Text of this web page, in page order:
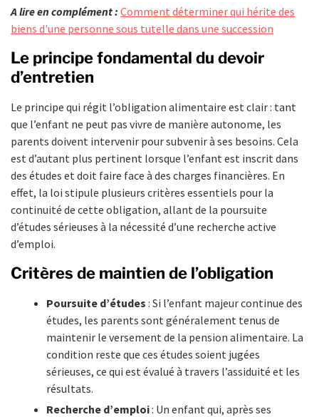
A lire en complément : Comment déterminer qui hérite des
biens d'une personne sous tutelle dans une succession
Le principe fondamental du devoir
d’entretien
Le principe qui régit l’obligation alimentaire est clair : tant
que l’enfant ne peut pas vivre de manière autonome, les
parents doivent intervenir pour subvenir à ses besoins. Cela
est d’autant plus pertinent lorsque l’enfant est inscrit dans
des études et doit faire face à des charges financières. En
effet, la loi stipule plusieurs critères essentiels pour la
continuité de cette obligation, allant de la poursuite
d’études sérieuses à la nécessité d’une recherche active
d’emploi.
Critères de maintien de l’obligation
Poursuite d’études : Si l’enfant majeur continue des
études, les parents sont généralement tenus de
maintenir le versement de la pension alimentaire. La
condition reste que ces études soient jugées
sérieuses, ce qui est évalué à travers l’assiduité et les
résultats.
Recherche d’emploi: Un enfant qui, après ses